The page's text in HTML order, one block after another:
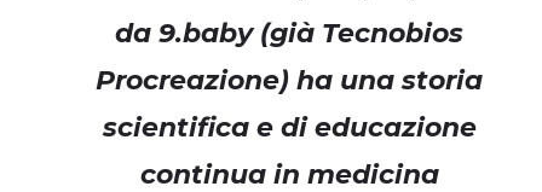
da 9.baby(già Tecnobios
Procreazione) ha una storia
scientifica e di educazione
continua in medicina